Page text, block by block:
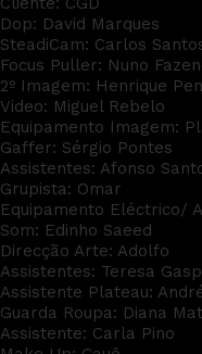
Dop: David Marques
SteadiCam: Carlos
Focus Puller: Nuno
2º Imagem: Henrique
Video: Miguel Rebelo
Equipamento Imagem:
Gaffer: Sérgio Pontes
Assistentes: Afonso
Grupista: Omar
Equipamento Eléctrico/
Som: Edinho Saeed
Direcção Arte: Adolfo
Assistentes: Teresa
Assistente Plateau:
Guarda Roupa: Diana
Assistente: Carla Pino